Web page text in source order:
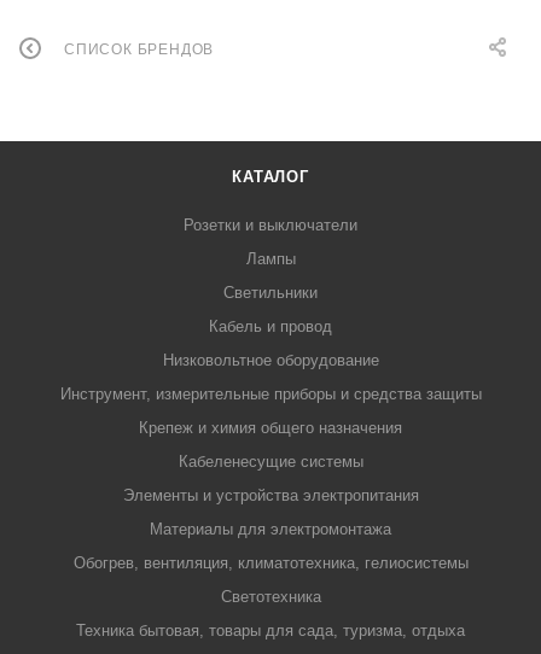
СПИСОК БРЕНДОВ
КАТАЛОГ
Розетки и выключатели
Лампы
Светильники
Кабель и провод
Низковольтное оборудование
Инструмент, измерительные приборы и средства защиты
Крепеж и химия общего назначения
Кабеленесущие системы
Элементы и устройства электропитания
Материалы для электромонтажа
Обогрев, вентиляция, климатотехника, гелиосистемы
Светотехника
Техника бытовая, товары для сада, туризма, отдыха